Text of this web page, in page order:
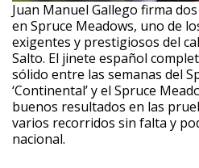
Juan Manuel Gallego firma
en Spruce Meadows, uno de
exigentes y prestigiosos del
Salto. El jinete español
sólido entre las semanas del
‘Continental’ y el Spruce
buenos resultados en las
varios recorridos sin falta y
nacional.